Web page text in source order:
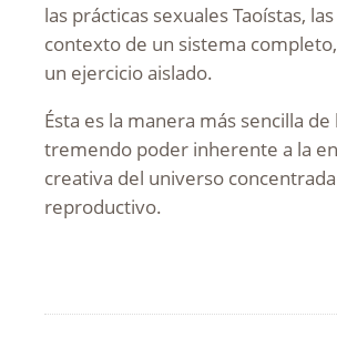
las prácticas sexuales Taoístas,
contexto de un sistema
un ejercicio aislado.
Ésta es la manera más sencilla
tremendo poder inherente a la
creativa del universo
reproductivo.